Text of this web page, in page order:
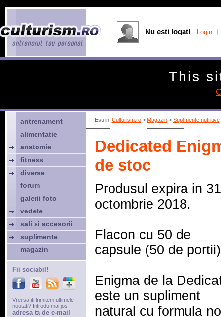
Esti in: Culturism.ro> Magazin> Suplimente nutritive
Dedicated
de stoc
Produsul expira in 31
octombrie 2018.
Flacon cu 50 de
capsule (50 de portii)
Enigma de la
este un supliment
natural cu formula
antrenament
alimentatie
anatomie
fitness
diverse
forum
galerii foto
vedete
sali si accesorii
suplimente
magazin
Fii sociabil!
Vrei sa iti trimitem ultimele
noutati? Introdu mai jos
adresa ta de e-mail
Nu esti logat! Login
This